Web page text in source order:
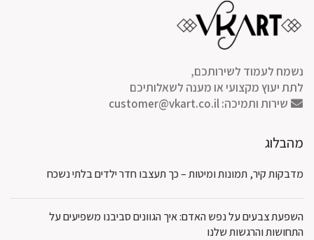
נשמח לעמוד לשירותכם,
לתת יעוץ מקצועי או מענה לשאלותיכם
שירות ותמיכה:customer@vkart.co.il
מהבלוג
מדבקות קיר, תמונות ומיטות – כך תעצבו חדר ילדים בלתי נשכח
השפעת צבעים על נפש האדם: איך הגוונים סביבנו משפיעים על
התחושות והרגשות שלנו